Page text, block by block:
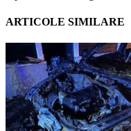
ARTICOLE SIMILARE